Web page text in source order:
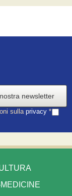
newsletter
sulla privacy *